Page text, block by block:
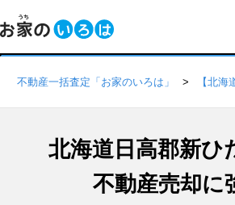
不動産一括査定「お家のいろは」 【北海
北海道日高郡新ひ
不動産売却に